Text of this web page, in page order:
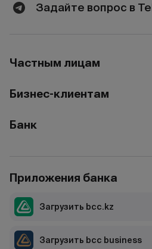
Задайте вопрос в
Частным лицам
Бизнес-клиентам
Банк
Приложения банка
Загрузить bcc.kz
Загрузить bcc business